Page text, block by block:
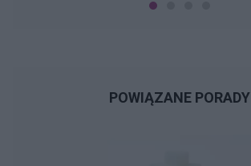
POWIĄZANE PORADY